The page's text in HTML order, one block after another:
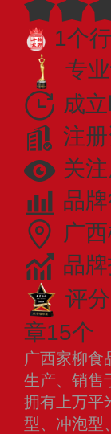
1个
专
成
注
关
品
广
品
评
章15个
广西家柳食
生产、销售
拥有上万平
型、冲泡型